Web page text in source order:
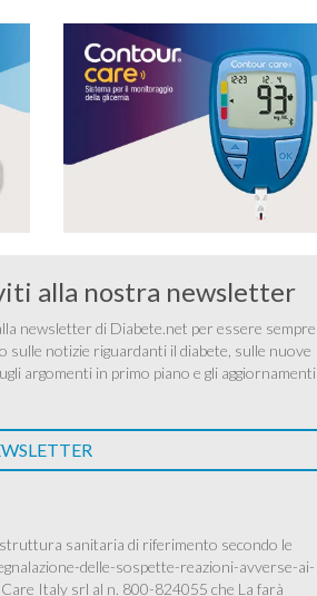
alla nostra newsletter
newsletter di Diabete.net per essere sempre
sulle notizie riguardanti il diabete, sulle nuove
argomenti in primo piano e gli aggiornamenti
struttura sanitaria di riferimento secondo le
delle-sospette-reazioni-avverse-ai-
Italy srl al n. 800-824055 che La farà